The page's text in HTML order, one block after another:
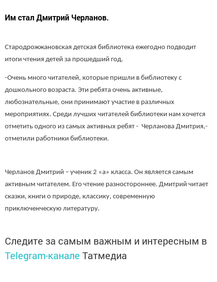
Им стал Дмитрий Черланов.
Стародрожжановская детская библиотека ежегодно подводит
итоги чтения детей за прошедший год.
-Очень много читателей, которые пришли в библиотеку с
дошкольного возраста. Эти ребята очень активные,
любознательные, они принимают участие в различных
мероприятиях. Среди лучших читателей библиотеки нам хочется
отметить одного из самых активных ребят - Черланова Дмитрия,-
отметили работники библиотеки.
Черланов Дмитрий – ученик 2 «а» класса. Он является самым
активным читателем. Его чтение разностороннее. Дмитрий читает
сказки, книги о природе, классику, современную
приключенческую литературу.
Следите за самым важным и интересным в
Telegram-канале Татмедиа